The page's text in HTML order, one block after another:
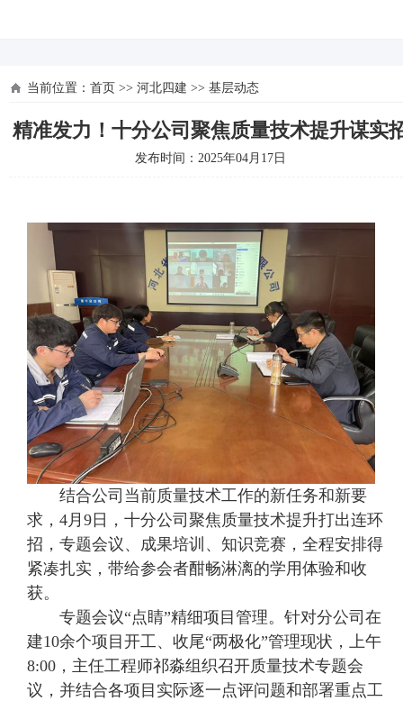
当前位置： 首页 >> 河北四建 >> 基层动态
精准发力！十分公司聚焦质量技术提升谋实
发布时间：2025年04月17日
结合公司当前质量技术工作的新任务和新要
求，4月9日，十分公司聚焦质量技术提升打出连环
招，专题会议、成果培训、知识竞赛，全程安排得
紧凑扎实，带给参会者酣畅淋漓的学用体验和收
获。
专题会议“点睛”精细项目管理。针对分公司在
建10余个项目开工、收尾“两极化”管理现状，上午
8:00，主任工程师祁淼组织召开质量技术专题会
议，并结合各项目实际逐一点评问题和部署重点工